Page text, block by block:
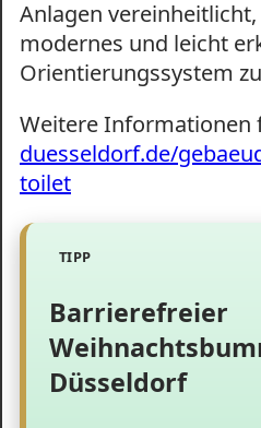
Anlagen
modernes und leicht
Orientierungssystem
Weitere Informationen
duesseldorf.de/
toilet
Barrierefreier
Düsseldorf